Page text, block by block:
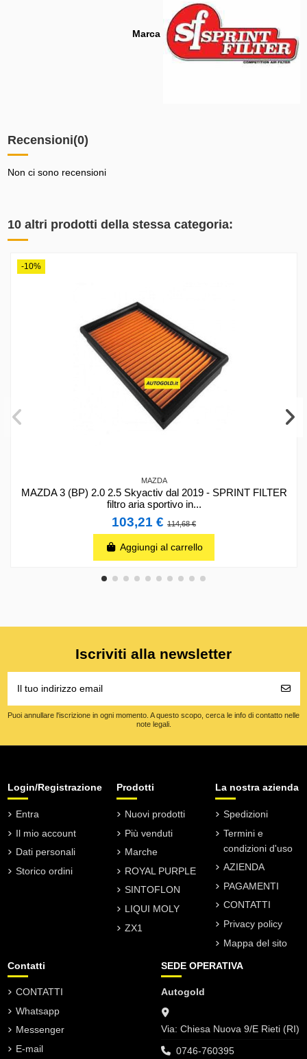
Marca
Recensioni(0)
Non ci sono recensioni
10 altri prodotti della stessa categoria:
-10%
MAZDA
MAZDA 3 (BP) 2.0 2.5 Skyactiv dal 2019 - SPRINT FILTER
filtro aria sportivo in...
103,21 € 114,68 €
Aggiungi al carrello
Iscriviti alla newsletter
Puoi annullare l'iscrizione in ogni momento. A questo scopo, cerca le info di contatto nelle
note legali.
Login/Registrazione
Entra
Il mio account
Dati personali
Storico ordini
Prodotti
Nuovi prodotti
Più venduti
Marche
ROYAL PURPLE
SINTOFLON
LIQUI MOLY
ZX1
La nostra azienda
Spedizioni
Termini e
condizioni d'uso
AZIENDA
PAGAMENTI
CONTATTI
Privacy policy
Mappa del sito
Contatti
CONTATTI
Whatsapp
Messenger
E-mail
SEDE OPERATIVA
Autogold
Via: Chiesa Nuova 9/E Rieti (RI)
0746-760395